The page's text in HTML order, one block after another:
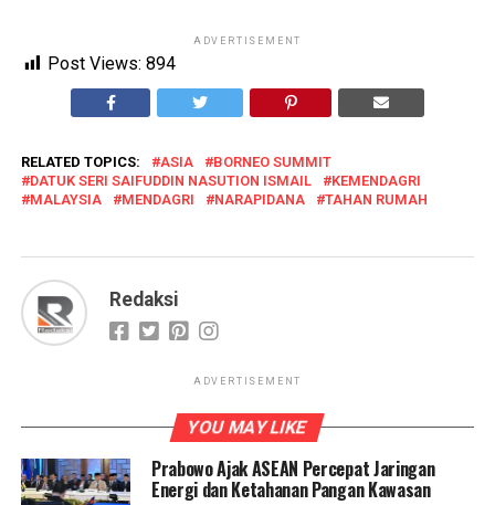
ADVERTISEMENT
Post Views: 894
RELATED TOPICS: ASIA
BORNEO SUMMIT
DATUK SERI SAIFUDDIN NASUTION ISMAIL
KEMENDAGRI
MALAYSIA
MENDAGRI NARAPIDANA TAHAN RUMAH
Redaksi
ADVERTISEMENT
YOU MAY LIKE
Prabowo Ajak ASEAN Percepat Jaringan
Energi dan Ketahanan Pangan Kawasan